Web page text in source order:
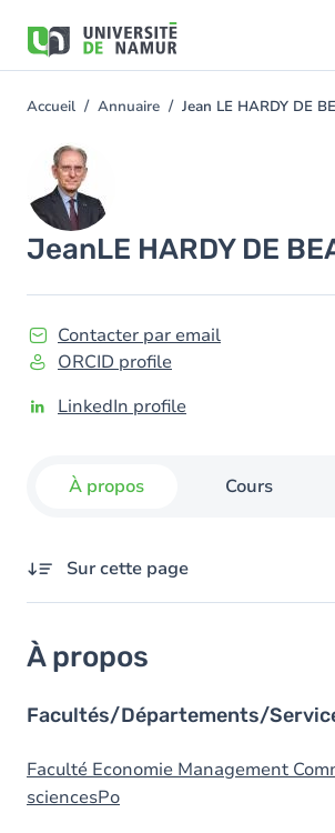
contenu
You
here
Accueil Annuaire Jean LE HARDY DE
Image
JeanLE HARDY DE
Contacter par email
ORCID profile
LinkedIn profile
À propos Cours
Sur cette page
Domaines d'expertises
Responsabilités externes
Diplômes
À propos
Facultés/Départements/
Faculté Economie Management
sciencesPo